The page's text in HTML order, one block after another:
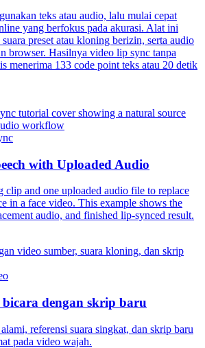
teks atau audio, lalu mulai cepat
yang berfokus pada akurasi. Alat ini
preset atau kloning berizin, serta audio
browser. Hasilnya video lip sync tanpa
menerima 133 code point teks atau 20 detik
with Uploaded Audio
clip and one uploaded audio file to replace
in a face video. This example shows the
audio, and finished lip-synced result.
dengan skrip baru
referensi suara singkat, dan skrip baru
pada video wajah.